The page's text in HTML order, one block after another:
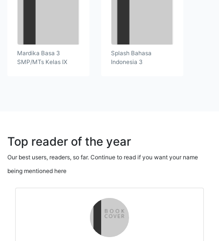
Mardika Basa 3
SMP/MTs Kelas IX
Splash Bahasa
Indonesia 3
Top reader of the year
Our best users, readers, so far. Continue to read if you want your name
being mentioned here